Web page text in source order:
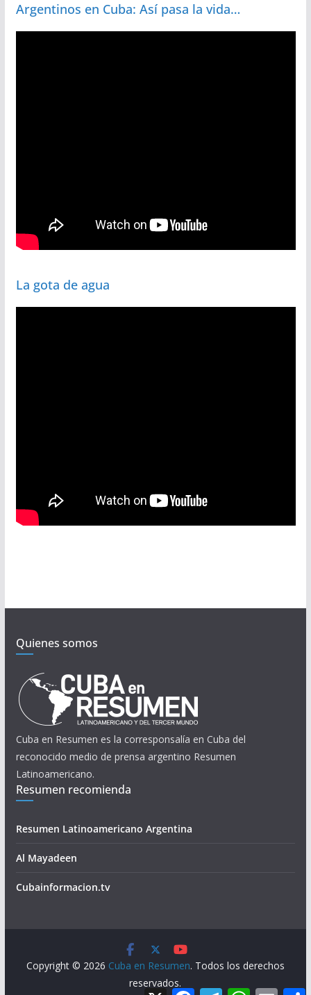
Argentinos en Cuba: Así pasa la vida…
La gota de agua
Quienes somos
Cuba en Resumen es la corresponsalía en Cuba del
reconocido medio de prensa argentino Resumen
Latinoamericano.
Resumen recomienda
Resumen Latinoamericano Argentina
Al Mayadeen
Cubainformacion.tv
Copyright © 2026 Cuba en Resumen. Todos los derechos
reservados.